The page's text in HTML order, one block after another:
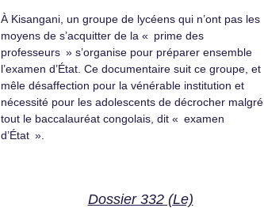
À Kisangani, un groupe de lycéens qui n’ont pas les
moyens de s’acquitter de la « prime des
professeurs » s’organise pour préparer ensemble
l’examen d’État. Ce documentaire suit ce groupe, et
mêle désaffection pour la vénérable institution et
nécessité pour les adolescents de décrocher malgré
tout le baccalauréat congolais, dit « examen
d’État ».
Dossier 332 (Le)